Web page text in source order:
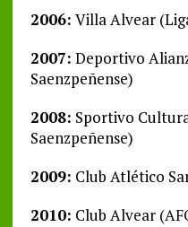
2006: Villa Alvear
2007: Deportivo
Saenzpeñense)
2008: Sportivo
Saenzpeñense)
2009: Club Atlético
2010: Club Alvear